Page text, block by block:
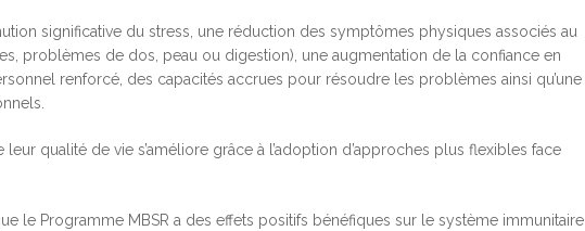
significative du stress, une réduction des symptômes physiques associés au
problèmes de dos, peau ou digestion), une augmentation de la confiance en
renforcé, des capacités accrues pour résoudre les problèmes ainsi qu’une
qualité de vie s’améliore grâce à l’adoption d’approches plus flexibles face
le Programme MBSR a des effets positifs bénéfiques sur le système immunitaire